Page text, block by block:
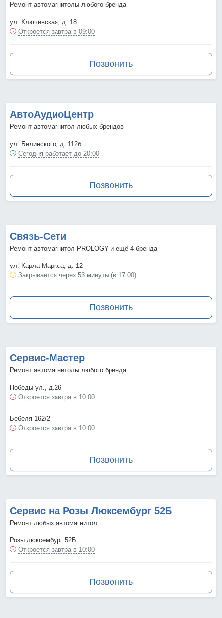
Ремонт автомагнитолы любого бренда
ул. Ключевская, д. 18
Откроется завтра в 09:00
Позвонить
АвтоАудиоЦентр
Ремонт автомагнитол любых брендов
ул. Белинского, д. 112б
Сегодня работает до 20:00
Позвонить
Связь-Сети
Ремонт автомагнитол PROLOGY и ещё 4 бренда
ул. Карла Маркса, д. 12
Закрывается через 53 минуты (в 17:00)
Позвонить
Сервис-Мастер
Ремонт автомагнитолы любого бренда
Победы ул., д.26
Откроется завтра в 10:00
Бебеля 162/2
Откроется завтра в 10:00
Позвонить
Сервис на Розы Люксембург 52Б
Ремонт любых автомагнитол
Розы люксембург 52Б
Откроется завтра в 10:00
Позвонить